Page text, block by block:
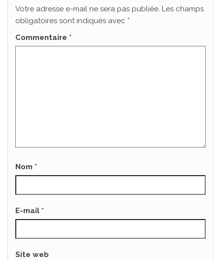
Votre adresse e-mail ne sera pas publiée. Les champs
obligatoires sont indiqués avec *
Commentaire *
Nom *
E-mail *
Site web